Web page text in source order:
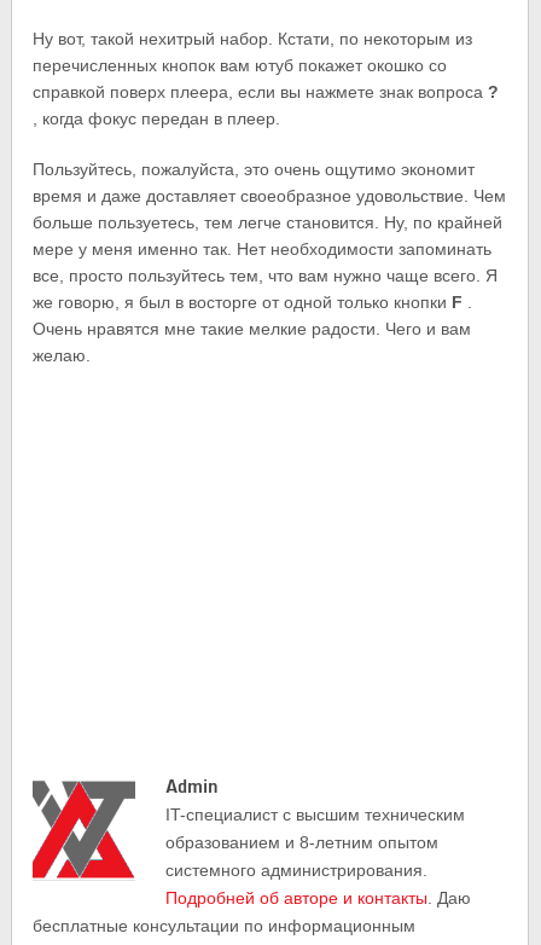
Ну вот, такой нехитрый набор. Кстати, по некоторым из
перечисленных кнопок вам ютуб покажет окошко со
справкой поверх плеера, если вы нажмете знак вопроса?
, когда фокус передан в плеер.
Пользуйтесь, пожалуйста, это очень ощутимо экономит
время и даже доставляет своеобразное удовольствие. Чем
больше пользуетесь, тем легче становится. Ну, по крайней
мере у меня именно так. Нет необходимости запоминать
все, просто пользуйтесь тем, что вам нужно чаще всего. Я
же говорю, я был в восторге от одной только кнопки F .
Очень нравятся мне такие мелкие радости. Чего и вам
желаю.
Admin
IT-cпециалист с высшим техническим
образованием и 8-летним опытом
системного администрирования.
Подробней об авторе и контакты. Даю
бесплатные консультации по информационным